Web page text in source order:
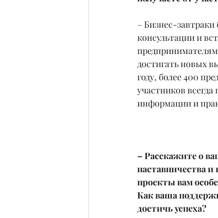
– Бизнес-
консультации и
достигать новых
году, более 400
участников
информации и
– Расскажите о
наставничества
проекты вам
Как ваша
достичь успеха?